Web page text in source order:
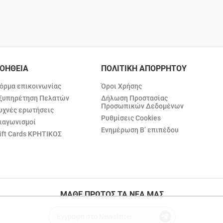
επικοινωνίας
Πελατών
ερωτήσεις
Cards ΚΡΗΤΙΚΟΣ
ΠΟΛΙΤΙΚΗ ΑΠΟΡΡΗΤΟΥ
Όροι Χρήσης
Δήλωση Προστασίας
Προσωπικών Δεδομένων
Ρυθμίσεις Cookies
Ενημέρωση Β’ επιπέδου
ΜΑΘΕ ΠΡΩΤΟΣ ΤΑ ΝΕΑ ΜΑΣ